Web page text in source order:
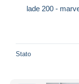
lade 200 -
Stato